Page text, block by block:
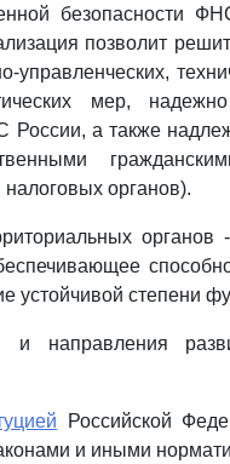
безопасности
позволит
мер,
России, а также
органов).
органов
устойчивой степени
направления
Российской
и иными